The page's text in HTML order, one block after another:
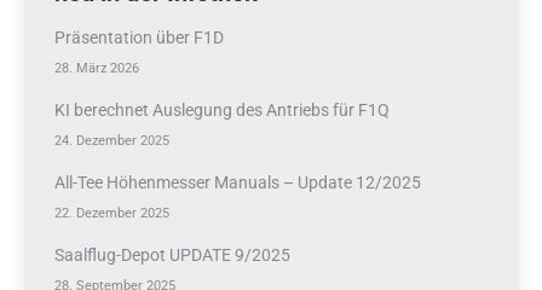
Präsentation über F1D
28. März 2026
KI berechnet Auslegung des Antriebs für F1Q
24. Dezember 2025
All-Tee Höhenmesser Manuals – Update 12/2025
22. Dezember 2025
Saalflug-Depot UPDATE 9/2025
28. September 2025